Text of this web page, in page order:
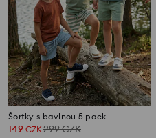
Šortky s bavlnou 5 pack
149 CZK299CZK